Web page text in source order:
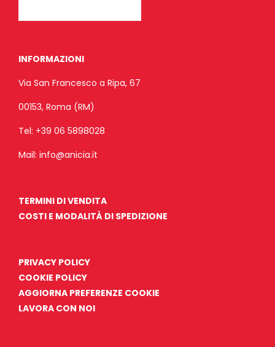
INFORMAZIONI
Via San Francesco a Ripa, 67
00153, Roma (RM)
Tel: +39 06 5898028
Mail: info@anicia.it
TERMINI DI VENDITA
COSTI E MODALITÀ DI SPEDIZIONE
PRIVACY POLICY
COOKIE POLICY
AGGIORNA PREFERENZE COOKIE
LAVORA CON NOI